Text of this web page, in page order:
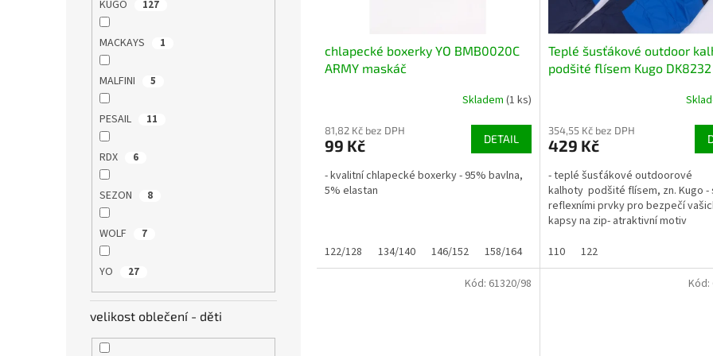
KUGO 127
MACKAYS 1
MALFINI 5
PESAIL 11
RDX 6
SEZON 8
WOLF 7
YO 27
velikost oblečení - děti
chlapecké boxerky YO BMB0020C
ARMY maskáč
Skladem (1 ks)
81,82 Kč bez DPH
99 Kč DETAIL
- kvalitní chlapecké boxerky - 95% bavlna,
5% elastan
122/128 134/140 146/152 158/164
Teplé šusťákové outdoor
podšité flísem Kugo DK8232
354,55 Kč bez DPH
429 Kč
- teplé šusťákové outdoorové
kalhoty podšité flísem, zn. Kugo -
reflexními prvky pro bezpečí
kapsy na zip- atraktivní motiv
110
122
Kód: 61320/98 Kód: